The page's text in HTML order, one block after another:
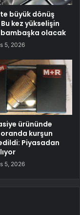
büyük dönüş
kez yükselişin
olacak
5, 2026
ürününde
kurşun
Piyasadan
5, 2026